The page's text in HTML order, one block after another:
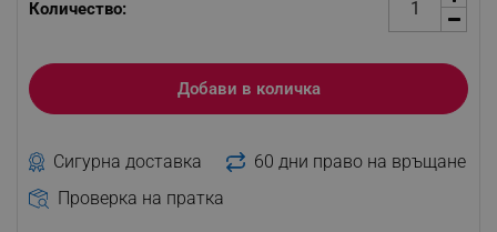
Количество:
Добави в количка
Сигурна доставка
60 дни право на връщане
Проверка на пратка